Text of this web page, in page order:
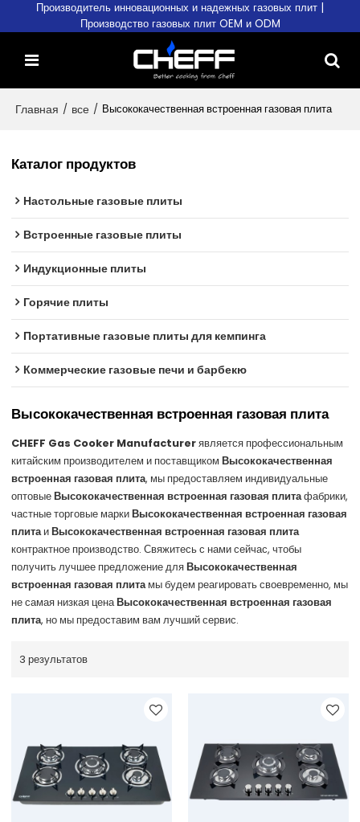
Производитель инновационных и надежных газовых плит |
Производство газовых плит OEM и ODM
Главная / все / Высококачественная встроенная газовая плита
Каталог продуктов
Настольные газовые плиты
Встроенные газовые плиты
Индукционные плиты
Горячие плиты
Портативные газовые плиты для кемпинга
Коммерческие газовые печи и барбекю
Высококачественная встроенная газовая плита
CHEFF Gas Cooker Manufacturerявляется профессиональным
китайским производителем и поставщикомВысококачественная
встроенная газовая плита, мы предоставляем индивидуальные
оптовыеВысококачественная встроенная газовая плитафабрики,
частные торговые маркиВысококачественная встроенная газовая
плитаиВысококачественная встроенная газовая плита
контрактное производство. Свяжитесь с нами сейчас, чтобы
получить лучшее предложение дляВысококачественная
встроенная газовая плитамы будем реагировать своевременно, мы
не самая низкая ценаВысококачественная встроенная газовая
плита, но мы предоставим вам лучший сервис.
3 результатов